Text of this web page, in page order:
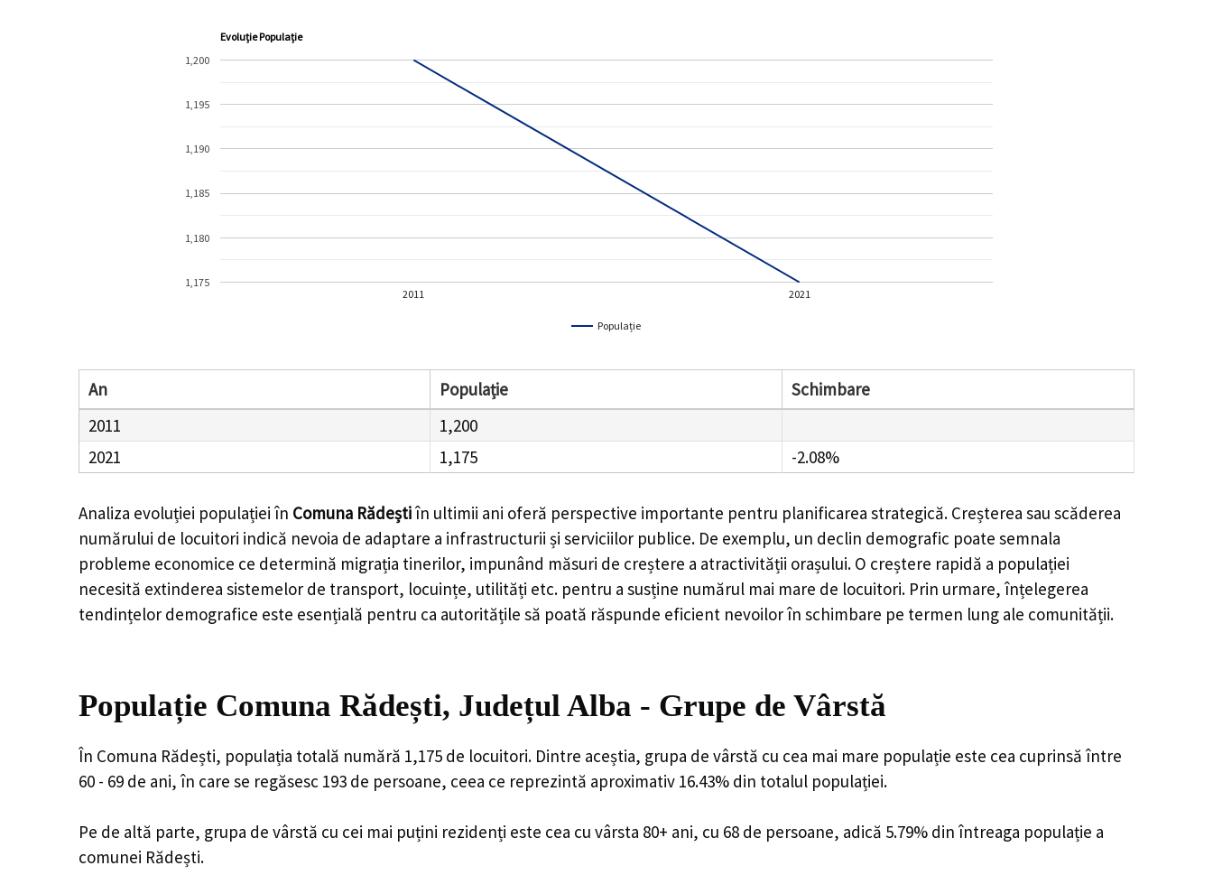
Evoluție Populație
Populație
2011 2021
1,175
1,180
1,185
1,190
1,195
1,200
An Populație
Schimbare
2011
1,200
2021
1,175 -2.08%
Analiza evoluției populației în Comuna Rădeștiîn ultimii ani oferă perspective importante pentru planificarea strategică. Creșterea sau scăderea
numărului de locuitori indică nevoia de adaptare a infrastructurii și serviciilor publice. De exemplu, un declin demografic poate semnala
probleme economice ce determină migrația tinerilor, impunând măsuri de creștere a atractivității orașului. O creștere rapidă a populației
necesită extinderea sistemelor de transport, locuințe, utilități etc. pentru a susține numărul mai mare de locuitori. Prin urmare, înțelegerea
tendințelor demografice este esențială pentru ca autoritățile să poată răspunde eficient nevoilor în schimbare pe termen lung ale comunității.
Populație Comuna Rădești, Județul Alba - Grupe de Vârstă
În Comuna Rădești, populația totală numără 1,175 de locuitori. Dintre aceștia, grupa de vârstă cu cea mai mare populație este cea cuprinsă între
60 - 69 de ani, în care se regăsesc 193 de persoane, ceea ce reprezintă aproximativ 16.43% din totalul populației.
Pe de altă parte, grupa de vârstă cu cei mai puțini rezidenți este cea cu vârsta 80+ ani, cu 68 de persoane, adică 5.79% din întreaga populație a
comunei Rădești.